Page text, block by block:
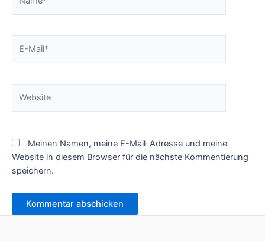
Mail*
Meinen Namen, meine E-Mail-Adresse und meine
Website in diesem Browser für die nächste Kommentierung
speichern.